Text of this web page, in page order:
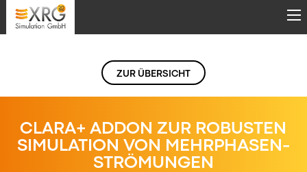
Direkt zum Inhalt
ZUR ÜBERSICHT
CLARA+ ADDON ZUR ROBUSTEN
SIMULATION VON MEHRPHASEN-
STRÖMUNGEN